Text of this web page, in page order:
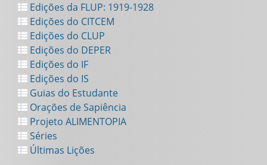
Edições da FLUP: 1919-1928
Edições do CITCEM
Edições do CLUP
Edições do DEPER
Edições do IF
Edições do IS
Guias do Estudante
Orações de Sapiência
Projeto ALIMENTOPIA
Séries
Últimas Lições